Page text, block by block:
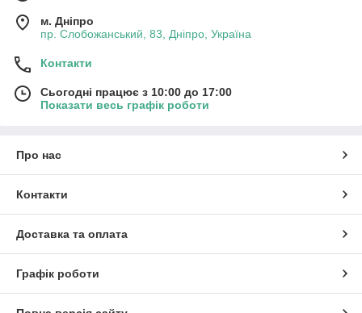
м. Дніпро
пр. Слобожанський, 83, Дніпро, Україна
Контакти
Сьогодні працює з 10:00 до 17:00
Показати весь графік роботи
Про нас
Контакти
Доставка та оплата
Графік роботи